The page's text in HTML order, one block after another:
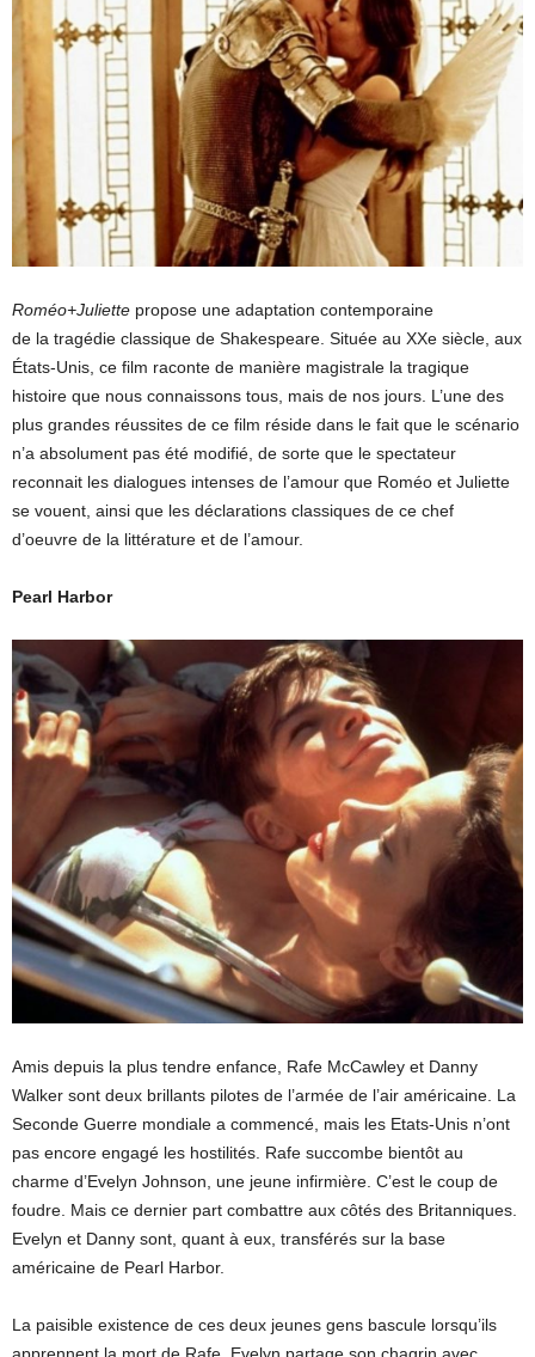
Roméo+Juliette propose une adaptation contemporaine
de la tragédie classique de Shakespeare. Située au XXe siècle, aux
États-Unis, ce film raconte de manière magistrale la tragique
histoire que nous connaissons tous, mais de nos jours. L’une des
plus grandes réussites de ce film réside dans le fait que le scénario
n’a absolument pas été modifié, de sorte que le spectateur
reconnait les dialogues intenses de l’amour que Roméo et Juliette
se vouent, ainsi que les déclarations classiques de ce chef
d’oeuvre de la littérature et de l’amour.
Pearl Harbor
Amis depuis la plus tendre enfance, Rafe McCawley et Danny
Walker sont deux brillants pilotes de l’armée de l’air américaine. La
Seconde Guerre mondiale a commencé, mais les Etats-Unis n’ont
pas encore engagé les hostilités. Rafe succombe bientôt au
charme d’Evelyn Johnson, une jeune infirmière. C’est le coup de
foudre. Mais ce dernier part combattre aux côtés des Britanniques.
Evelyn et Danny sont, quant à eux, transférés sur la base
américaine de Pearl Harbor.
La paisible existence de ces deux jeunes gens bascule lorsqu’ils
apprennent la mort de Rafe. Evelyn partage son chagrin avec